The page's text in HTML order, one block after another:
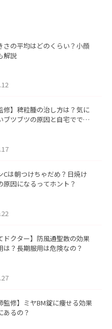
さの平均はどのくらい？小顔
解説
修】稗粒腫の治し方は？気に
ブツブツの原因と自宅ででき
Cは朝つけちゃだめ？日焼け
原因になるってホント？
ドクター】防風通聖散の効果
は？長期服用は危険なの？
監修】ミヤBM錠に痩せる効果
あるの？